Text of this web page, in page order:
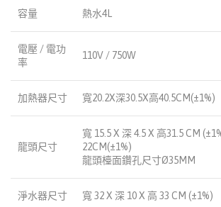
容量 熱水4L
電壓 / 電功
率
110V / 750W
加熱器尺寸 寬20.2X深30.5X高40.5CM(±1%)
龍頭尺寸
寬 15.5 X 深 4.5 X 高31.5 CM
22CM(±1%)
龍頭檯面鑽孔尺寸Ø35MM
淨水器尺寸 寬 32 X 深 10 X 高 33 CM (±1%)